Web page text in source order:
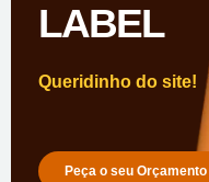
LABEL
Queridinho do site!
Peça o seu Orçamento